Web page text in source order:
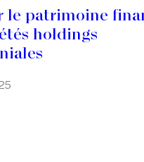
le patrimoine
holdings